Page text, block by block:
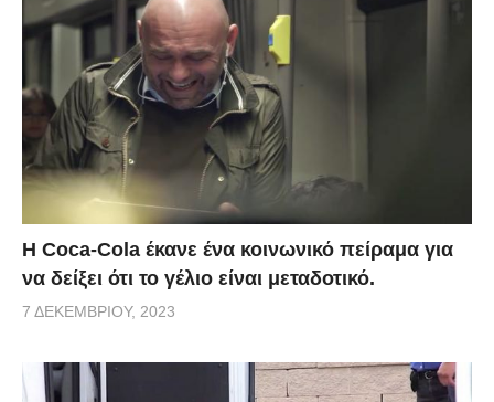
Η Coca-Cola έκανε ένα κοινωνικό πείραμα για
να δείξει ότι το γέλιο είναι μεταδοτικό.
7 ΔΕΚΕΜΒΡΊΟΥ, 2023